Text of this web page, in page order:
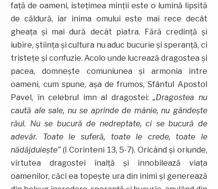
faţă de oameni, isteţimea minţii este o lumină lipsită
de căldură, iar inima omului este mai rece decât
gheaţa şi mai dură decât piatra. Fără credinţă şi
iubire, ştiinţa şi cultura nu aduc bucurie şi speranţă, ci
tristeţe şi confuzie. Acolo unde lucrează dragostea şi
pacea, domneşte comuniunea şi armonia între
oameni, cum spune, aşa de frumos, Sfântul Apostol
Pavel, în celebrul imn al dragostei:„Dragostea nu
caută ale sale, nu se aprinde de mânie, nu gândeşte
răul. Nu se bucură de nedreptate, ci se bucură de
adevăr. Toate le suferă, toate le crede, toate le
nădăjduieşte”(I Corinteni 13, 5-7). Oricând şi oriunde,
virtutea dragostei înalţă şi înnobilează viaţa
oamenilor, căci ea topeşte ura din inimi şi generează